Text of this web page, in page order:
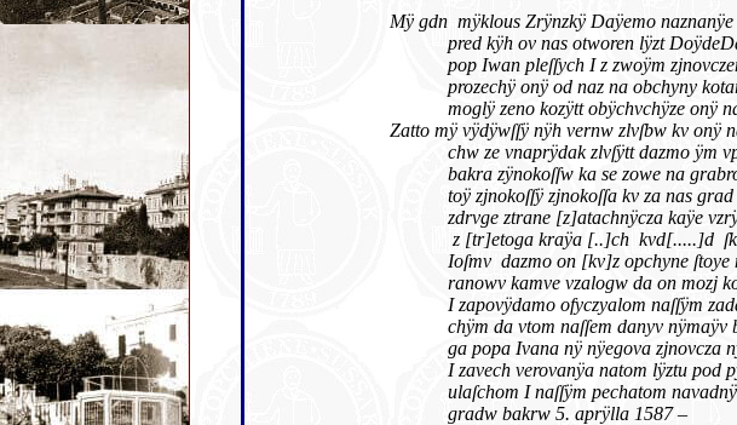
Mÿ gdn mÿklous Zrÿnzkÿ Daÿemo
pred kÿh ov nas otworen lÿzt
pop Iwan pleſſych I z zwoÿm
prozechÿ onÿ od naz na obchyny
moglÿ zeno kozÿtt obÿchvchÿze onÿ
Zatto mÿ vÿdÿwſſÿ nÿh vernw zlvſbw kv onÿ
chw ze vnaprÿdak zlvſÿtt dazmo ÿm
bakra zÿnokoſſw ka se zowe na
toÿ zjnokoſſÿ zjnokoſſa kv za nas grad
zdrvge ztrane [z]atachnÿcza kaÿe
z [tr]etoga kraÿa [..]ch kvd[.....]d
Ioſmv dazmo on [kv]z opchyne ſtoye
ranowv kamve vzalogw da on mozj
I zapovÿdamo ofyczyalom naſſÿm
chÿm da vtom naſſem danyv nÿmaÿv
ga popa Ivana nÿ nÿegova zjnovcza nÿ
I zavech verovanÿa natom lÿztu pod
ulaſchom I naſſÿm pechatom navadnÿm
gradw bakrw 5. aprÿlla 1587 –